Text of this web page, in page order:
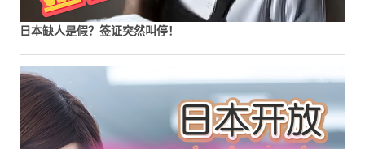
日本缺人是假？签证突然叫停！